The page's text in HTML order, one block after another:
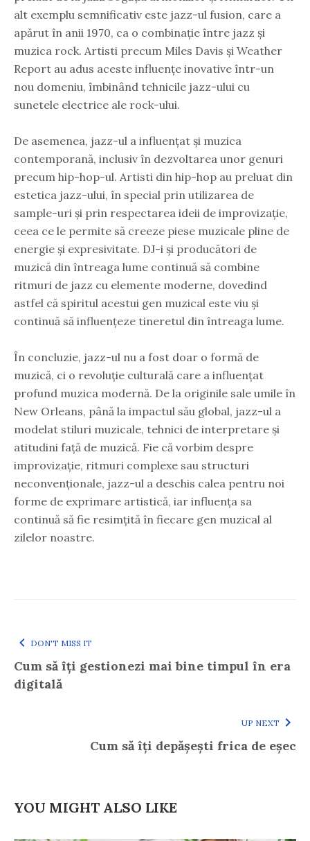
alt exemplu semnificativ este jazz-ul fusion, care a
apărut în anii 1970, ca o combinație între jazz și
muzica rock. Artisti precum Miles Davis și Weather
Report au adus aceste influențe inovative într-un
nou domeniu, îmbinând tehnicile jazz-ului cu
sunetele electrice ale rock-ului.
De asemenea, jazz-ul a influențat și muzica
contemporană, inclusiv în dezvoltarea unor genuri
precum hip-hop-ul. Artisti din hip-hop au preluat din
estetica jazz-ului, în special prin utilizarea de
sample-uri și prin respectarea ideii de improvizație,
ceea ce le permite să creeze piese muzicale pline de
energie și expresivitate. DJ-i și producători de
muzică din întreaga lume continuă să combine
ritmuri de jazz cu elemente moderne, dovedind
astfel că spiritul acestui gen muzical este viu și
continuă să influențeze tineretul din întreaga lume.
În concluzie, jazz-ul nu a fost doar o formă de
muzică, ci o revoluție culturală care a influențat
profund muzica modernă. De la originile sale umile în
New Orleans, până la impactul său global, jazz-ul a
modelat stiluri muzicale, tehnici de interpretare și
atitudini față de muzică. Fie că vorbim despre
improvizație, ritmuri complexe sau structuri
neconvenționale, jazz-ul a deschis calea pentru noi
forme de exprimare artistică, iar influența sa
continuă să fie resimțită în fiecare gen muzical al
zilelor noastre.
DON'T MISS IT
Cum să îți gestionezi mai bine timpul în era
digitală
UP NEXT
Cum să îți depășești frica de eșec
YOU MIGHT ALSO LIKE